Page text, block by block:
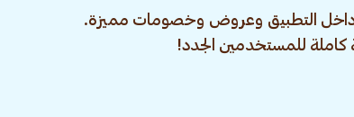
داخل التطبيق وعروض وخصومات مميزة.
كاملة للمستخدمين الجدد!